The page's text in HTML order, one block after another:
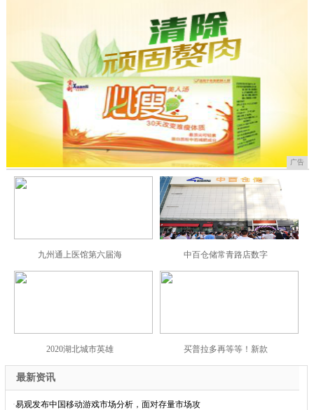
广告
九州通上医馆第六届海 中百仓储常青路店数字
2020湖北城市英雄 买普拉多再等等！新款
最新资讯
·易观发布中国移动游戏市场分析，面对存量市场攻